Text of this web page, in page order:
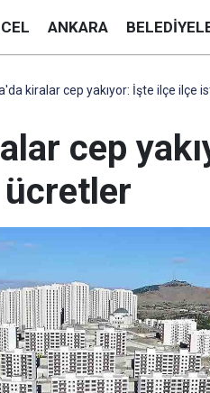
ANKARA
kiralar cep yakıyor: İşte ilçe ilçe
cep